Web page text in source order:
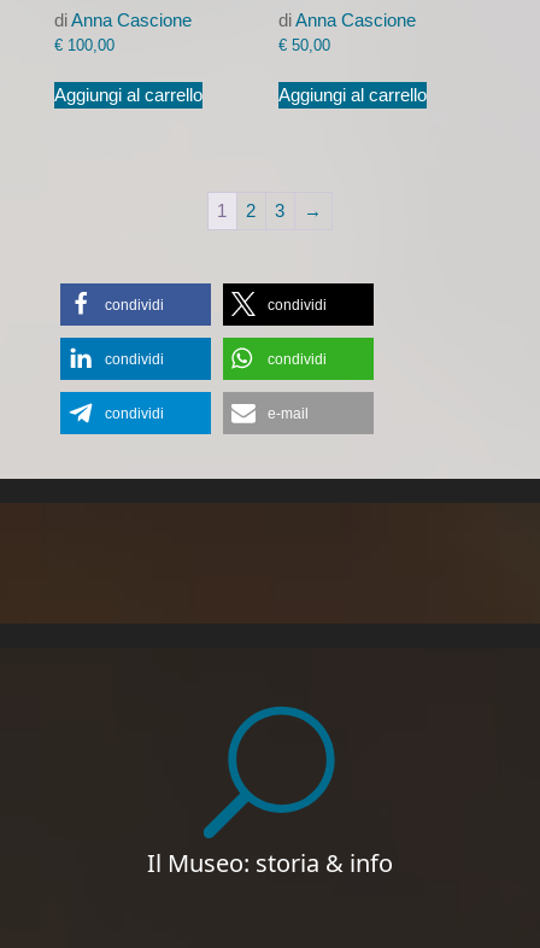
diAnna Cascione
€100,00
Aggiungi al carrello
diAnna Cascione
€ 50,00
Aggiungi al carrello
1 2 3 →
condividi condividi
condividi condividi
condividi e-mail
Il Museo: storia & info